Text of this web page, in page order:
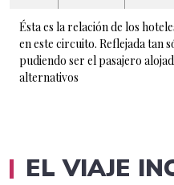
Ésta es la relación de los
en este circuito. Reflejada tan
pudiendo ser el pasajero
alternativos
EL VIAJE